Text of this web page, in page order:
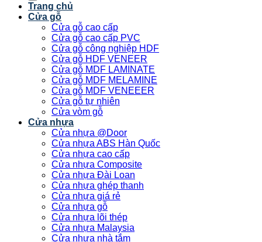
Trang chủ
Cửa gỗ
Cửa gỗ cao cấp
Cửa gỗ cao cấp PVC
Cửa gỗ công nghiệp HDF
Cửa gỗ HDF VENEER
Cửa gỗ MDF LAMINATE
Cửa gỗ MDF MELAMINE
Cửa gỗ MDF VENEEER
Cửa gỗ tự nhiên
Cửa vòm gỗ
Cửa nhựa
Cửa nhựa @Door
Cửa nhựa ABS Hàn Quốc
Cửa nhựa cao cấp
Cửa nhựa Composite
Cửa nhựa Đài Loan
Cửa nhựa ghép thanh
Cửa nhựa giá rẻ
Cửa nhựa gỗ
Cửa nhựa lõi thép
Cửa nhựa Malaysia
Cửa nhựa nhà tắm